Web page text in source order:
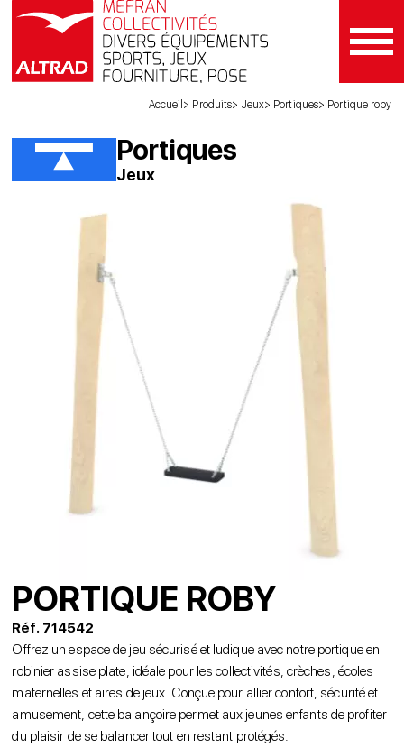
Accueil Produits Jeux Portiques Portique roby
Portiques
Jeux
PORTIQUE ROBY
Réf. 714542
Offrez un espace de jeu sécurisé et ludique avec notre portique en
robinier assise plate, idéale pour les collectivités, crèches, écoles
maternelles et aires de jeux. Conçue pour allier confort, sécurité et
amusement, cette balançoire permet aux jeunes enfants de profiter
du plaisir de se balancer tout en restant protégés.